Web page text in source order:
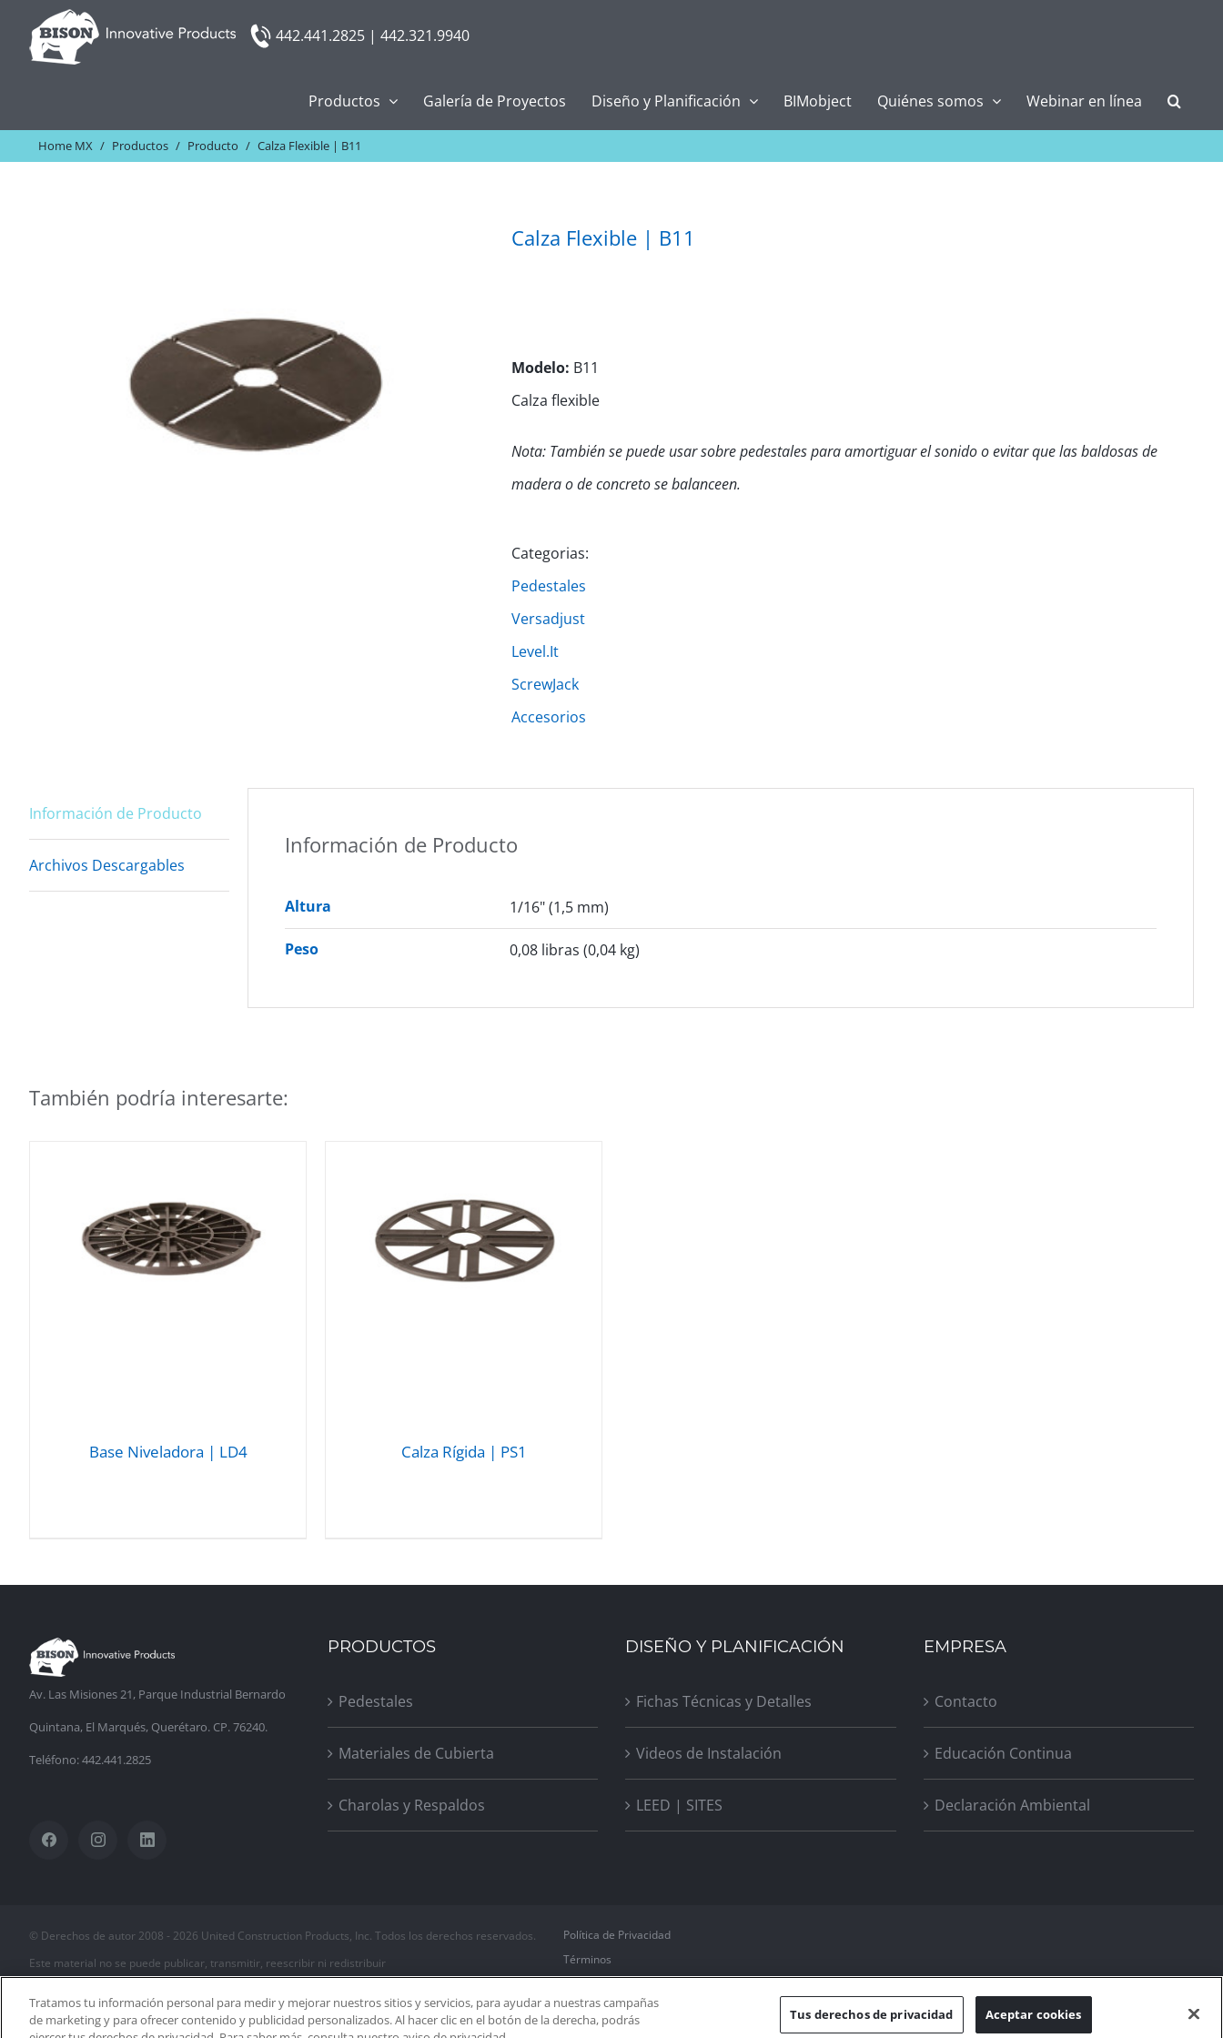
442.441.2825 | 442.321.9940
Productos Galería de Proyectos Diseño y Planificación BIMobject Quiénes somos Webinar en línea
Home MX / Productos / Producto / Calza Flexible | B11
Calza Flexible | B11
Modelo: B11
Calza flexible
Nota: También se puede usar sobre pedestales para amortiguar el sonido o evitar que las baldosas de
madera o de concreto se balanceen.
Categorias:
Pedestales
Versadjust
Level.It
ScrewJack
Accesorios
Información de Producto
Archivos Descargables
Información de Producto
Altura 1/16" (1,5 mm)
Peso 0,08 libras (0,04 kg)
También podría interesarte:
Base Niveladora | LD4 Calza Rígida | PS1
Av. Las Misiones 21, Parque Industrial Bernardo
Quintana, El Marqués, Querétaro. CP. 76240.
Teléfono: 442.441.2825
PRODUCTOS
Pedestales
Materiales de Cubierta
Charolas y Respaldos
DISEÑO Y PLANIFICACIÓN
Fichas Técnicas y Detalles
Videos de Instalación
LEED | SITES
EMPRESA
Contacto
Educación Continua
Declaración Ambiental
© Derechos de autor 2008 - 2026 United Construction Products, Inc. Todos los derechos reservados.
Este material no se puede publicar, transmitir, reescribir ni redistribuir
Política de Privacidad
Términos
Configuración de cookies
Tratamos tu información personal para medir y mejorar nuestros sitios y servicios, para ayudar a nuestras campañas
de marketing y para ofrecer contenido y publicidad personalizados. Al hacer clic en el botón de la derecha, podrás
Tus derechos de privacidad Aceptar cookies